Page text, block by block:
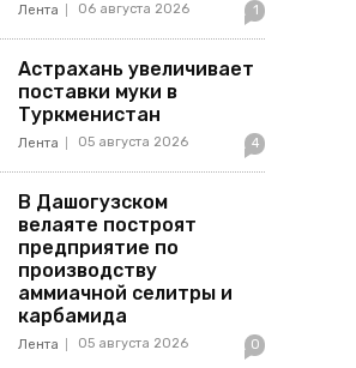
Лента 06 августа 2026 1
Астрахань увеличивает
поставки муки в
Туркменистан
Лента 05 августа 2026 4
В Дашогузском
велаяте построят
предприятие по
производству
аммиачной селитры и
карбамида
Лента 05 августа 2026 0